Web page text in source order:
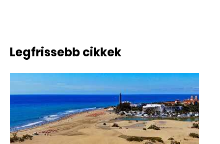
Legfrissebb cikkek